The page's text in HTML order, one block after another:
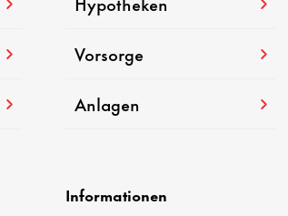
Vorsorge
Anlagen
Informationen